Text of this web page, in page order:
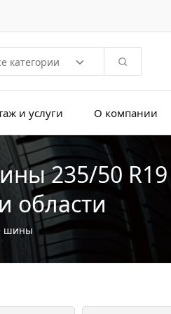
категории
и услуги О компании
шины
235/50 R19
области